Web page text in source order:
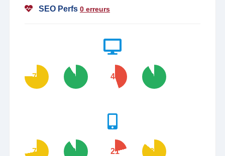
SEO Perfs 0 erreurs
76 91 45 92
72 91 21 86